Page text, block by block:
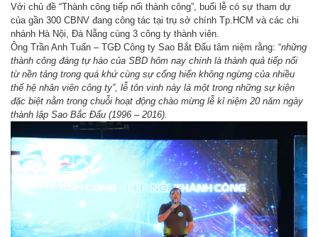
Với chủ đề “Thành công tiếp nối thành công”, buổi lễ có sự tham dự
của gần 300 CBNV đang công tác tại trụ sở chính Tp.HCM và các chi
nhánh Hà Nội, Đà Nẵng cùng 3 công ty thành viên.
Ông Trần Anh Tuấn – TGĐ Công ty Sao Bắt Đẩu tâm niệm rằng: “những
thành công đáng tự hào của SBD hôm nay chính là thành quả tiếp nối
từ nền tảng trong quá khứ cùng sự cống hiến không ngừng của nhiều
thế hệ nhân viên công ty”, lễ tôn vinh này là một trong những sự kiện
đặc biệt nằm trong chuỗi hoạt động chào mừng lễ kỉ niệm 20 năm ngày
thành lập Sao Bắc Đẩu (1996 – 2016).